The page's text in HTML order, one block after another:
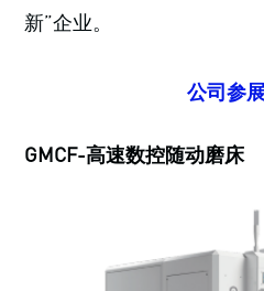
新”企业。
公司参
GMCF-高速数控随动磨床